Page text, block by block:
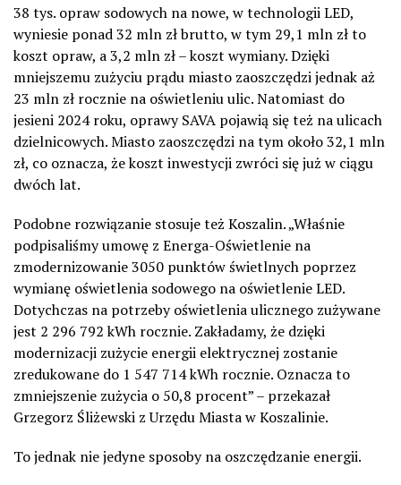
38 tys. opraw sodowych na nowe, w technologii LED,
wyniesie ponad 32 mln zł brutto, w tym 29,1 mln zł to
koszt opraw, a 3,2 mln zł – koszt wymiany. Dzięki
mniejszemu zużyciu prądu miasto zaoszczędzi jednak aż
23 mln zł rocznie na oświetleniu ulic. Natomiast do
jesieni 2024 roku, oprawy SAVA pojawią się też na ulicach
dzielnicowych. Miasto zaoszczędzi na tym około 32,1 mln
zł, co oznacza, że koszt inwestycji zwróci się już w ciągu
dwóch lat.
Podobne rozwiązanie stosuje też Koszalin. „Właśnie
podpisaliśmy umowę z Energa-Oświetlenie na
zmodernizowanie 3050 punktów świetlnych poprzez
wymianę oświetlenia sodowego na oświetlenie LED.
Dotychczas na potrzeby oświetlenia ulicznego zużywane
jest 2 296 792 kWh rocznie. Zakładamy, że dzięki
modernizacji zużycie energii elektrycznej zostanie
zredukowane do 1 547 714 kWh rocznie. Oznacza to
zmniejszenie zużycia o 50,8 procent” – przekazał
Grzegorz Śliżewski z Urzędu Miasta w Koszalinie.
To jednak nie jedyne sposoby na oszczędzanie energii.